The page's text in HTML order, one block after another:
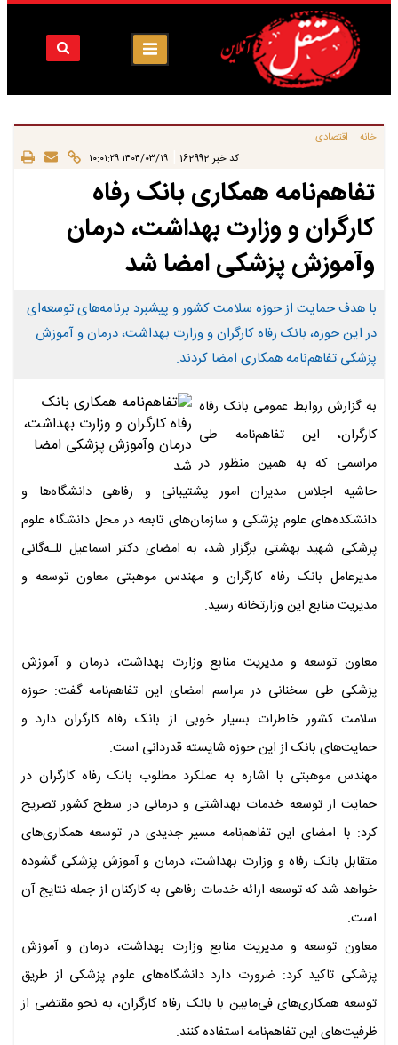
خانه | اقتصادی
کد خبر 162992 ۱۴۰۴/۰۳/۱۹ ۱۰:۰۱:۲۹
تفاهم‌نامه همکاری بانک رفاه
کارگران و وزارت بهداشت، درمان
وآموزش پزشکی امضا شد
با هدف حمایت از حوزه سلامت کشور و پیشبرد برنامه‌های توسعه‌ای
در این حوزه، بانک رفاه کارگران و وزارت بهداشت، درمان و آموزش
پزشکی تفاهم‌نامه همکاری امضا کردند.
به گزارش روابط عمومی بانک رفاه
کارگران، این تفاهم‌نامه طی
مراسمی که به همین منظور در
حاشیه اجلاس مدیران امور پشتیبانی و رفاهی دانشگاه‌ها و
دانشکده‌های علوم پزشکی و سازمان‌های تابعه در محل دانشگاه علوم
پزشکی شهید بهشتی برگزار شد، به امضای دکتر اسماعیل للـه‌گانی
مدیرعامل بانک رفاه کارگران و مهندس موهبتی معاون توسعه و
مدیریت منابع این وزارتخانه رسید.
معاون توسعه و مدیریت منابع وزارت بهداشت، درمان و آموزش
پزشکی طی سخنانی در مراسم امضای این تفاهم‌نامه گفت: حوزه
سلامت کشور خاطرات بسیار خوبی از بانک رفاه کارگران دارد و
حمایت‌های بانک از این حوزه شایسته قدردانی است.
مهندس موهبتی با اشاره به عملکرد مطلوب بانک رفاه کارگران در
حمایت از توسعه خدمات بهداشتی و درمانی در سطح کشور تصریح
کرد: با امضای این تفاهم‌نامه مسیر جدیدی در توسعه همکاری‌های
متقابل بانک رفاه و وزارت بهداشت، درمان و آموزش پزشکی گشوده
خواهد شد که توسعه ارائه خدمات رفاهی به کارکنان از جمله نتایج آن
است.
معاون توسعه و مدیریت منابع وزارت بهداشت، درمان و آموزش
پزشکی تاکید کرد: ضرورت دارد دانشگاه‌های علوم پزشکی از طریق
توسعه همکاری‌های فی‌مابین با بانک رفاه کارگران، به نحو مقتضی از
ظرفیت‌های این تفاهم‌نامه استفاده کنند.